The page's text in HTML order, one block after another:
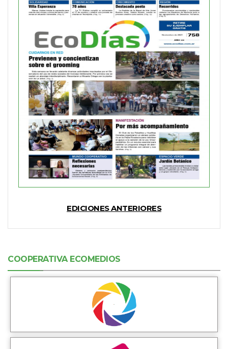
EDICIONES ANTERIORES
COOPERATIVA ECOMEDIOS